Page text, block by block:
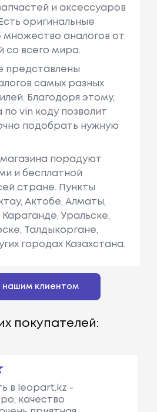
и аксессуаров
оригинальные
множество аналогов от
со всего мира.
представлены
самых разных
Благодоря этому,
vin коду позволит
подобрать нужную
порадуют
и бесплатной
стране. Пункты
Актобе, Алматы,
Уральске,
Талдыкоргане,
городах Казахстана.
нашим клиентом
покупателей:
в leopart.kz -
качество